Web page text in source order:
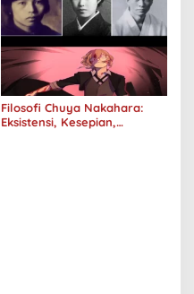
Filosofi Chuya Nakahara:
Eksistensi, Kesepian,